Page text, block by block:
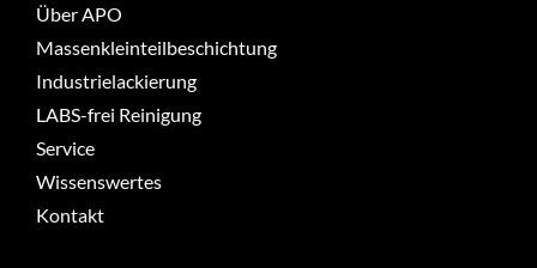
Über APO
Massenkleinteilbeschichtung
Industrielackierung
LABS-frei Reinigung
Service
Wissenswertes
Kontakt